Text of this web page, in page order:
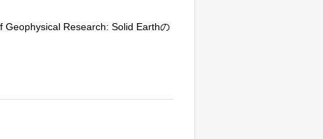
Geophysical Research: Solid Earthの